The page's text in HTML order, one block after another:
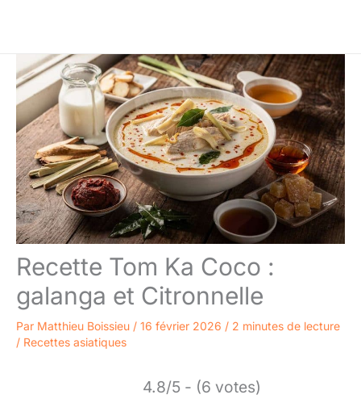
Recette Tom Ka Coco :
galanga et Citronnelle
Par Matthieu Boissieu / 16 février 2026 / 2 minutes de lecture
/ Recettes asiatiques
4.8/5 - (6 votes)